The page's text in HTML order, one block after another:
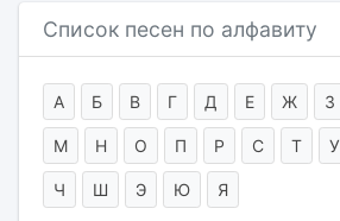
Список песен по алфавиту
А Б В Г Д Е Ж З
М Н О П Р С Т У
Ч Ш Э Ю Я